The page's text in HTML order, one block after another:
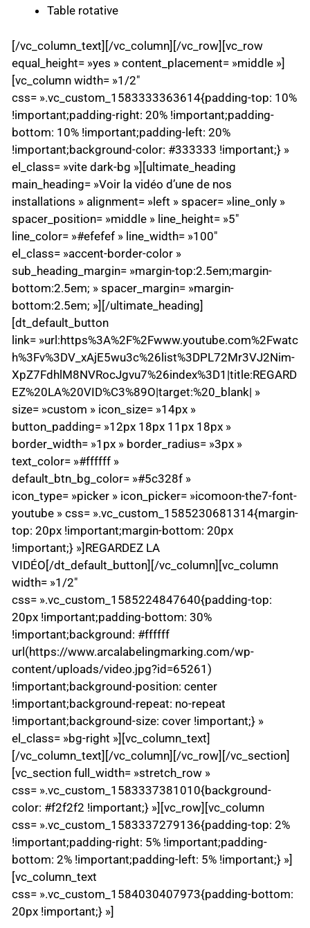
Table rotative
[/vc_column_text][/vc_column][/vc_row][vc_row
equal_height= »yes » content_placement= »middle »]
[vc_column width= »1/2″
css= ».vc_custom_1583333363614{padding-top: 10%
!important;padding-right: 20% !important;padding-
bottom: 10% !important;padding-left: 20%
!important;background-color: #333333 !important;} »
el_class= »vite dark-bg »][ultimate_heading
main_heading= »Voir la vidéo d’une de nos
installations » alignment= »left » spacer= »line_only »
spacer_position= »middle » line_height= »5″
line_color= »#efefef » line_width= »100″
el_class= »accent-border-color »
sub_heading_margin= »margin-top:2.5em;margin-
bottom:2.5em; » spacer_margin= »margin-
bottom:2.5em; »][/ultimate_heading]
[dt_default_button
link= »url:https%3A%2F%2Fwww.youtube.com%2Fwatc
h%3Fv%3DV_xAjE5wu3c%26list%3DPL72Mr3VJ2Nim-
XpZ7FdhlM8NVRocJgvu7%26index%3D1|title:REGARD
EZ%20LA%20VID%C3%89O|target:%20_blank| »
size= »custom » icon_size= »14px »
button_padding= »12px 18px 11px 18px »
border_width= »1px » border_radius= »3px »
text_color= »#ffffff »
default_btn_bg_color= »#5c328f »
icon_type= »picker » icon_picker= »icomoon-the7-font-
youtube » css= ».vc_custom_1585230681314{margin-
top: 20px !important;margin-bottom: 20px
!important;} »]REGARDEZ LA
VIDÉO[/dt_default_button][/vc_column][vc_column
width= »1/2″
css= ».vc_custom_1585224847640{padding-top:
20px !important;padding-bottom: 30%
!important;background: #ffffff
url(https://www.arcalabelingmarking.com/wp-
content/uploads/video.jpg?id=65261)
!important;background-position: center
!important;background-repeat: no-repeat
!important;background-size: cover !important;} »
el_class= »bg-right »][vc_column_text]
[/vc_column_text][/vc_column][/vc_row][/vc_section]
[vc_section full_width= »stretch_row »
css= ».vc_custom_1583337381010{background-
color: #f2f2f2 !important;} »][vc_row][vc_column
css= ».vc_custom_1583337279136{padding-top: 2%
!important;padding-right: 5% !important;padding-
bottom: 2% !important;padding-left: 5% !important;} »]
[vc_column_text
css= ».vc_custom_1584030407973{padding-bottom:
20px !important;} »]